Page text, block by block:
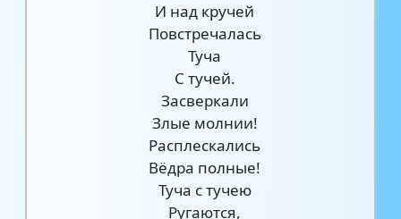
И над кручей
Повстречалась
Туча
С тучей.
Засверкали
Злые молнии!
Расплескались
Вёдра полные!
Туча с тучею
Ругаются,